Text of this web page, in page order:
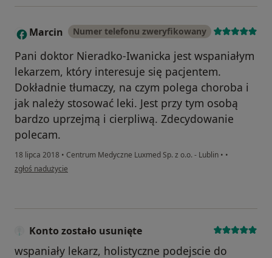
M Marcin Numer telefonu zweryfikowany
Pani doktor Nieradko-Iwanicka jest wspaniałym
lekarzem, który interesuje się pacjentem.
Dokładnie tłumaczy, na czym polega choroba i
jak należy stosować leki. Jest przy tym osobą
bardzo uprzejmą i cierpliwą. Zdecydowanie
polecam.
18 lipca 2018 • Centrum Medyczne Luxmed Sp. z o.o. - Lublin • •
w opinii użytkownika Marcin
zgłoś nadużycie
Konto zostało usunięte
wspaniały lekarz, holistyczne podejscie do